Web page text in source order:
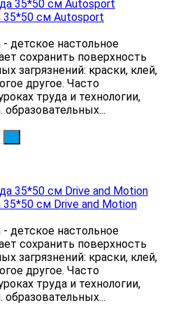
35*50 см Autosport
детское настольное
сохранить поверхность
загрязнений: краски, клей,
другое. Часто
труда и технологии,
см Drive and Motion
детское настольное
сохранить поверхность
загрязнений: краски, клей,
другое. Часто
труда и технологии,